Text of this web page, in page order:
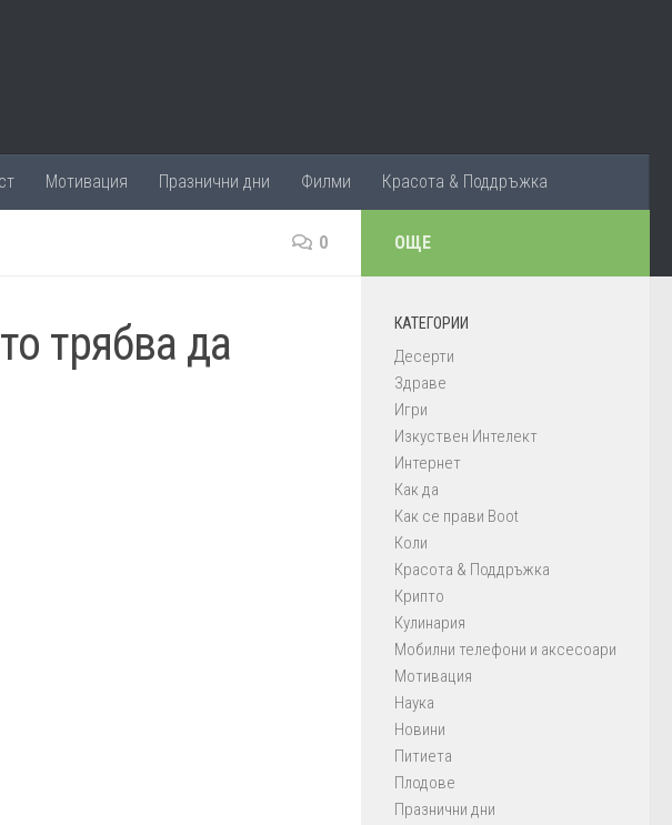
Мотивация Празнични дни Филми Красота & Поддръжка
0
трябва да
ОЩЕ
КАТЕГОРИИ
Десерти
Здраве
Игри
Изкуствен Интелект
Интернет
Как да
Как се прави Boot
Коли
Красота & Поддръжка
Крипто
Кулинария
Мобилни телефони и аксесоари
Мотивация
Наука
Новини
Питиета
Плодове
Празнични дни